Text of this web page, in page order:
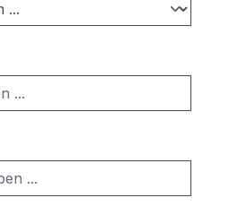
Montage:Bohrlöcher
bereits vorhanden.
Sie uns unter
wohnen.de oder